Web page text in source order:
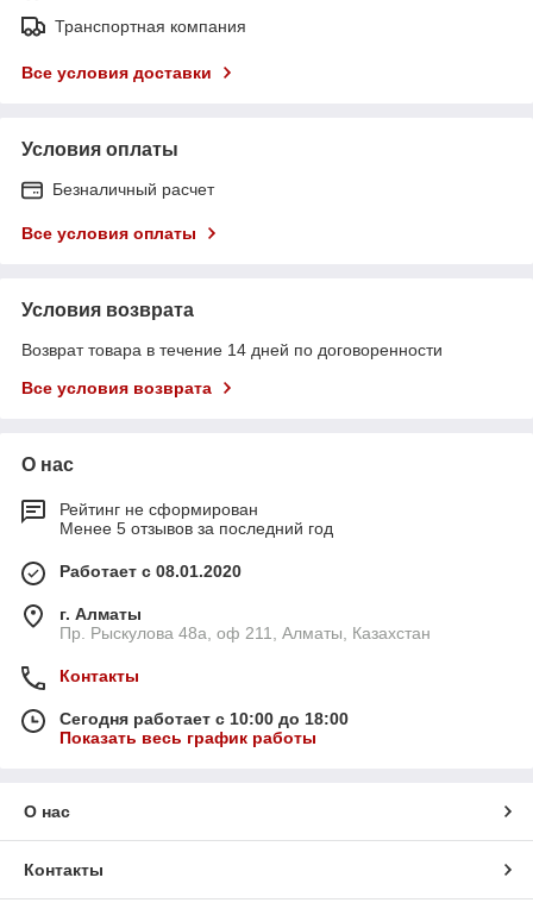
Транспортная компания
Все условия доставки
Условия оплаты
Безналичный расчет
Все условия оплаты
Условия возврата
Возврат товара в течение 14 дней по договоренности
Все условия возврата
О нас
Рейтинг не сформирован
Менее 5 отзывов за последний год
Работает с 08.01.2020
г. Алматы
Пр. Рыскулова 48а, оф 211, Алматы, Казахстан
Контакты
Сегодня работает с 10:00 до 18:00
Показать весь график работы
О нас
Контакты